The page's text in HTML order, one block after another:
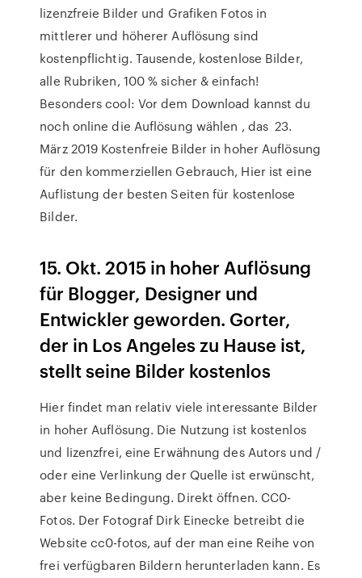
lizenzfreie Bilder und Grafiken Fotos in
mittlerer und höherer Auflösung sind
kostenpflichtig. Tausende, kostenlose Bilder,
alle Rubriken, 100 % sicher & einfach!
Besonders cool: Vor dem Download kannst du
noch online die Auflösung wählen , das 23.
März 2019 Kostenfreie Bilder in hoher Auflösung
für den kommerziellen Gebrauch, Hier ist eine
Auflistung der besten Seiten für kostenlose
Bilder.
15. Okt. 2015 in hoher Auflösung
für Blogger, Designer und
Entwickler geworden. Gorter,
der in Los Angeles zu Hause ist,
stellt seine Bilder kostenlos
Hier findet man relativ viele interessante Bilder
in hoher Auflösung. Die Nutzung ist kostenlos
und lizenzfrei, eine Erwähnung des Autors und /
oder eine Verlinkung der Quelle ist erwünscht,
aber keine Bedingung. Direkt öffnen. CC0-
Fotos. Der Fotograf Dirk Einecke betreibt die
Website cc0-fotos, auf der man eine Reihe von
frei verfügbaren Bildern herunterladen kann. Es